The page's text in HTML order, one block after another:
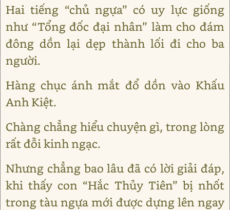
Hai tiếng “chủ ngựa” có uy lực giống
như “Tổng đốc đại nhân” làm cho đám
đông dồn lại dẹp thành lối đi cho ba
người.
Hàng chục ánh mắt đổ dồn vào Khấu
Anh Kiệt.
Chàng chẳng hiểu chuyện gì, trong lòng
rất đỗi kinh ngạc.
Nhưng chẳng bao lâu đã có lời giải đáp,
khi thấy con “Hắc Thủy Tiên” bị nhốt
trong tàu ngựa mới được dựng lên ngay